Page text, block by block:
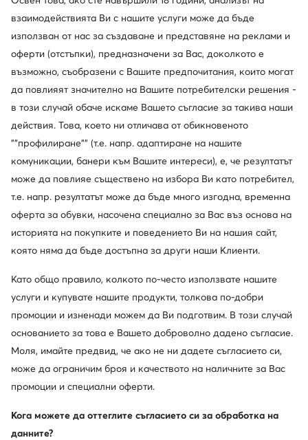
Badura Kappa
Jenny Fairy Melissa
Versace Jeans Couture Wish
DC Shoes
Eva Minge Beverly Hills Polo Club
Nine West GINO ROSSI
Покажете повече марки
Един клуб, предимства на много места.
Промоции само за членовете на клуба, удължен
срок за връщане и много повече. Отключете
MODIVOclub GOLD и получавайте
Използвайте MODIVOclub Научете повече
взаимодействията Ви с нашите услуги може да бъде
използван от нас за създаване и представяне на реклами и
оферти (отстъпки), предназначени за Вас, доколкото е
възможно, съобразени с Вашите предпочитания, които могат
да повлияят значително на Вашите потребителски решения -
в този случай обаче искаме Вашето съгласие за такива наши
действия. Това, което ни отличава от обикновеното
""профилиране"" (т.е. напр. адаптиране на нашите
комуникации, банери към Вашите интереси), е, че резултатът
може да повлияе съществено на избора Ви като потребител,
т.е. напр. резултатът може да бъде много изгодна, временна
оферта за обувки, насочена специално за Вас въз основа на
историята на покупките и поведението Ви на нашия сайт,
която няма да бъде достъпна за други наши Клиенти.
Като общо правило, колкото по-често използвате нашите
услуги и купувате нашите продукти, толкова по-добри
промоции и изненади можем да Ви подготвим. В този случай
основанието за това е Вашето доброволно дадено съгласие.
Моля, имайте предвид, че ако не ни дадете съгласието си,
може да ограничим броя и качеството на наличните за Вас
промоции и специални оферти.
Кога можете да оттеглите съгласието си за обработка на
данните?